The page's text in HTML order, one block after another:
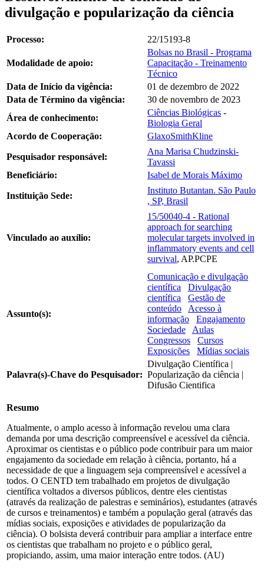
divulgação e popularização da ciência
Processo: 22/15193-8
Modalidade de apoio:
Bolsas no Brasil - Programa
Capacitação - Treinamento
Técnico
Data de Início da vigência:
01 de dezembro de 2022
Data de Término da vigência:
30 de novembro de 2023
Área de conhecimento:
Ciências Biológicas -
Biologia Geral
Acordo de Cooperação:
GlaxoSmithKline
Pesquisador responsável:
Ana Marisa Chudzinski-
Tavassi
Beneficiário:
Isabel de Morais Máximo
Instituição Sede:
Instituto Butantan. São Paulo
, SP, Brasil
Vinculado ao auxílio:
15/50040-4 - Rational
approach for searching
molecular targets involved in
inflammatory events and cell
survival, AP.PCPE
Assunto(s):
Comunicação e divulgação
científica
Divulgação
científica
Gestão de
conteúdo
Acesso à
informação
Engajamento
Sociedade
Aulas
Congressos
Cursos
Exposições
Mídias sociais
Palavra(s)-Chave do Pesquisador:
Divulgação Científica |
Popularização da ciência |
Difusão Cientifica
Resumo
Atualmente, o amplo acesso à informação revelou uma clara
demanda por uma descrição compreensível e acessível da ciência.
Aproximar os cientistas e o público pode contribuir para um maior
engajamento da sociedade em relação à ciência, portanto, há a
necessidade de que a linguagem seja compreensível e acessível a
todos. O CENTD tem trabalhado em projetos de divulgação
científica voltados a diversos públicos, dentre eles cientistas
(através da realização de palestras e seminários), estudantes (através
de cursos e treinamentos) e também a população geral (através das
mídias sociais, exposições e atividades de popularização da
ciência). O bolsista deverá contribuir para ampliar a interface entre
os cientistas que trabalham no projeto e o público geral,
propiciando, assim, uma maior interação entre todos. (AU)